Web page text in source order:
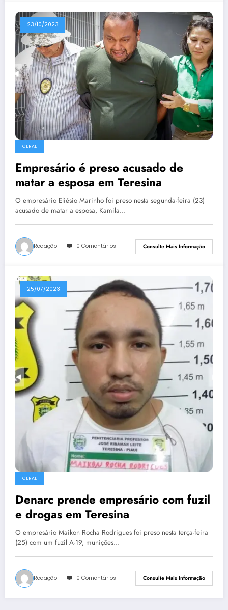
23/10/2023
GERAL
Empresário é preso acusado de
matar a esposa em Teresina
O empresário Eliésio Marinho foi preso nesta segunda-feira (23)
acusado de matar a esposa, Kamila…
Redação 0 Comentários Consulte Mais Informação
25/07/2023
GERAL
Denarc prende empresário com fuzil
e drogas em Teresina
O empresário Maikon Rocha Rodrigues foi preso nesta terça-feira
(25) com um fuzil A-19, munições…
Redação 0 Comentários Consulte Mais Informação